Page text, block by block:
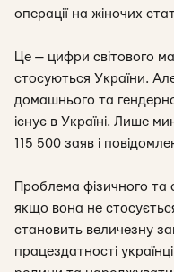
операції на жіночих
Це — цифри світового
стосуються України.
домашнього та
існує в Україні. Лише
115 500 заяв і
Проблема фізичного та
якщо вона не
становить величезну
працездатності